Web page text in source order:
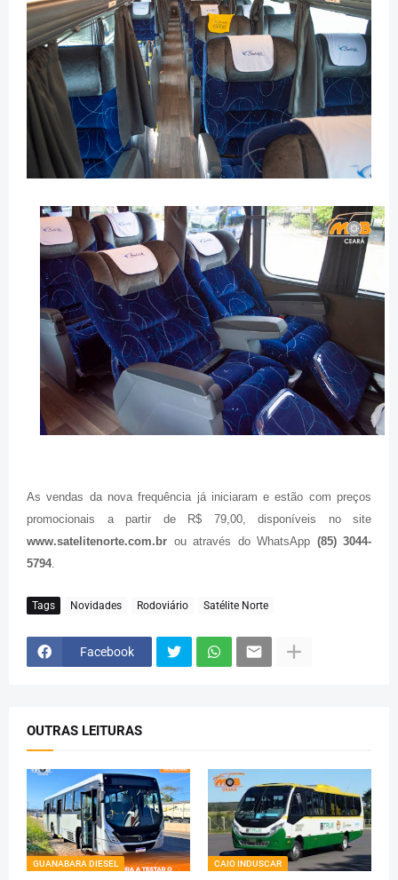
As vendas da nova frequência já iniciaram e estão com preços
promocionais a partir de R$ 79,00, disponíveis no site
www.satelitenorte.com.br ou através do WhatsApp (85) 3044-
5794.
Tags Novidades Rodoviário Satélite Norte
Facebook
OUTRAS LEITURAS
GUANABARA DIESEL CAIO INDUSCAR